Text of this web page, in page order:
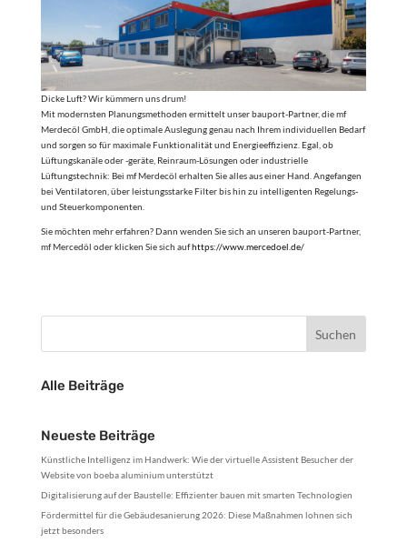
Dicke Luft? Wir kümmern uns drum!
Mit modernsten Planungsmethoden ermittelt unser bauport-Partner, die mf
Merdecöl GmbH, die optimale Auslegung genau nach Ihrem individuellen Bedarf
und sorgen so für maximale Funktionalität und Energieeffizienz. Egal, ob
Lüftungskanäle oder -geräte, Reinraum-Lösungen oder industrielle
Lüftungstechnik: Bei mf Merdecöl erhalten Sie alles aus einer Hand. Angefangen
bei Ventilatoren, über leistungsstarke Filter bis hin zu intelligenten Regelungs-
und Steuerkomponenten.
Sie möchten mehr erfahren? Dann wenden Sie sich an unseren bauport-Partner,
mf Mercedöl oder klicken Sie sich aufhttps://www.mercedoel.de/
Alle Beiträge
Neueste Beiträge
Künstliche Intelligenz im Handwerk: Wie der virtuelle Assistent Besucher der
Website von boeba aluminium unterstützt
Digitalisierung auf der Baustelle: Effizienter bauen mit smarten Technologien
Fördermittel für die Gebäudesanierung 2026: Diese Maßnahmen lohnen sich
jetzt besonders